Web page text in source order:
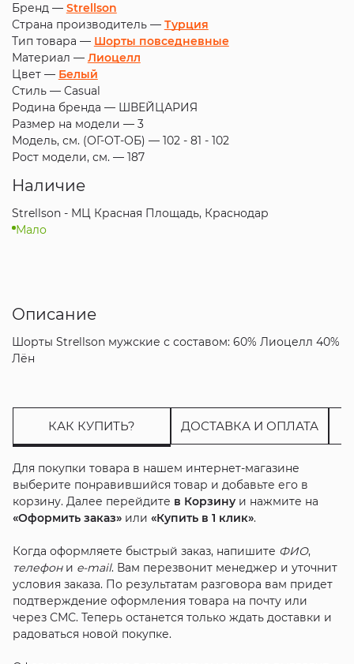
Бренд — Strellson
Страна производитель — Турция
Тип товара — Шорты повседневные
Материал — Лиоцелл
Цвет — Белый
Стиль — Casual
Родина бренда — ШВЕЙЦАРИЯ
Размер на модели — 3
Модель, см. (ОГ-ОТ-ОБ) — 102 - 81 - 102
Рост модели, см. — 187
Наличие
Strellson - МЦ Красная Площадь, Краснодар
Мало
Описание
Шорты Strellson мужские с составом: 60% Лиоцелл 40%
Лён
КАК КУПИТЬ? ДОСТАВКА И ОПЛАТА
Для покупки товара в нашем интернет-магазине
выберите понравившийся товар и добавьте его в
корзину. Далее перейдите в Корзинуи нажмите на
«Оформить заказ»или «Купить в 1 клик».
Когда оформляете быстрый заказ, напишите ФИО,
телефони e-mail. Вам перезвонит менеджер и уточнит
условия заказа. По результатам разговора вам придет
подтверждение оформления товара на почту или
через СМС. Теперь останется только ждать доставки и
радоваться новой покупке.